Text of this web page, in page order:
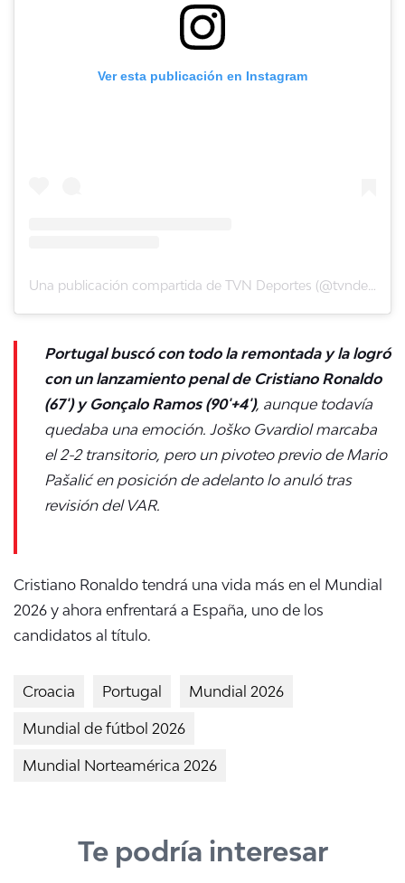
Ver esta publicación en Instagram
Portugal buscó con todo la remontada y la logró
con un lanzamiento penal de Cristiano Ronaldo
(67') y Gonçalo Ramos (90'+4'), aunque todavía
quedaba una emoción. Joško Gvardiol marcaba
el 2-2 transitorio, pero un pivoteo previo de Mario
Pašalić en posición de adelanto lo anuló tras
revisión del VAR.
Cristiano Ronaldo tendrá una vida más en el Mundial
2026 y ahora enfrentará a España, uno de los
candidatos al título.
Croacia Portugal Mundial 2026
Mundial de fútbol 2026
Mundial Norteamérica 2026
Te podría interesar